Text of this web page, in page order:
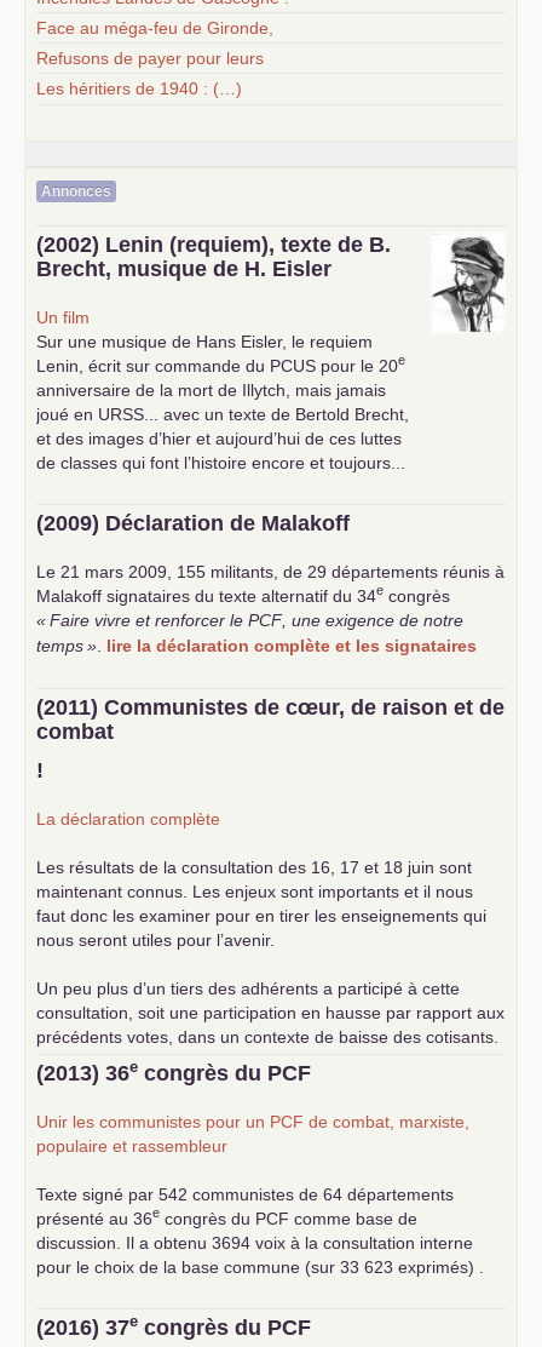
Face au méga-feu de Gironde,
Refusons de payer pour leurs
Les héritiers de 1940 : (…)
Annonces
(2002) Lenin (requiem), texte de B.
Brecht, musique de H. Eisler
Un film
Sur une musique de Hans Eisler, le requiem
Lenin, écrit sur commande du PCUS pour le 20e
anniversaire de la mort de Illytch, mais jamais
joué en URSS ... avec un texte de Bertold Brecht,
et des images d’hier et aujourd’hui de ces luttes
de classes qui font l’histoire encore et toujours...
(2009) Déclaration de Malakoff
Le 21 mars 2009, 155 militants, de 29 départements réunis à
Malakoff signataires du texte alternatif du 34e congrès
«Faire vivre et renforcer le PCF , une exigence de notre
temps» lire la déclaration complète et les signataires
(2011) Communistes de cœur, de raison et de
combat
!
La déclaration complète
Les résultats de la consultation des 16, 17 et 18 juin sont
maintenant connus. Les enjeux sont importants et il nous
faut donc les examiner pour en tirer les enseignements qui
nous seront utiles pour l’avenir.
Un peu plus d’un tiers des adhérents a participé à cette
consultation, soit une participation en hausse par rapport aux
précédents votes, dans un contexte de baisse des cotisants.
... lire la suite
(2013) 36e congrès du PCF
Unir les communistes pour un PCF de combat, marxiste,
populaire et rassembleur
Texte signé par 542 communistes de 64 départements
présenté au 36e congrès du PCF comme base de
discussion. Il a obtenu 3694 voix à la consultation interne
pour le choix de la base commune (sur 33 623 exprimés) .
(2016) 37e congrès du PCF